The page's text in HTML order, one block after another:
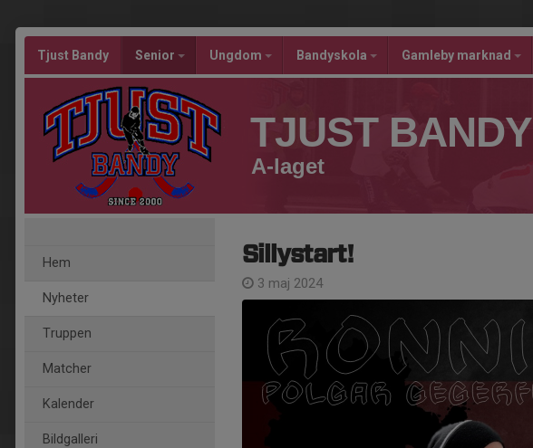
Tjust Bandy Senior Ungdom Bandyskola Gamleby marknad
TJUST BANDY
A-laget
Hem
Nyheter
Truppen
Matcher
Kalender
Bildgalleri
Sillystart!
3 maj 2024